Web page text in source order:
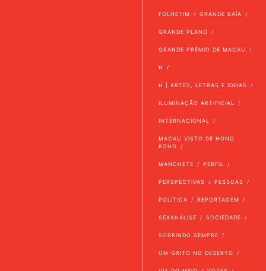
FOLHETIM GRANDE BAÍA
GRANDE PLANO
GRANDE PRÉMIO DE MACAU
H
H | ARTES, LETRAS E IDEIAS
ILUMINAÇÃO ARTIFICIAL
INTERNACIONAL
MACAU VISTO DE HONG
KONG
MANCHETE PERFIL
PERSPECTIVAS PESSOAS
POLÍTICA REPORTAGEM
SEXANÁLISE SOCIEDADE
SORRINDO SEMPRE
UM GRITO NO DESERTO